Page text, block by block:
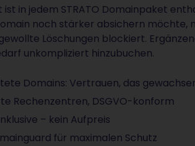
ist in jedem STRATO Domainpaket
noch stärker absichern möchte,
Löschungen blockiert.
unkompliziert hinzubuchen.
Domains: Vertrauen, das
Rechenzentren, DSGVO-konform
– kein Aufpreis
für maximalen Schutz